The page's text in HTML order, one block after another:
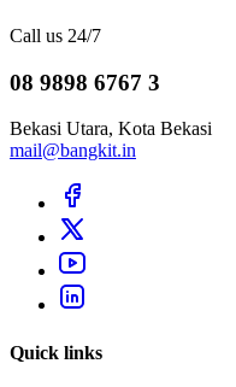
Call us 24/7
08 9898 6767 3
Bekasi Utara, Kota Bekasi
mail@bangkit.in
Quick links